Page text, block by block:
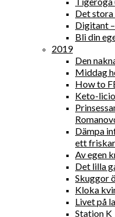
Det
Digitant
Bli din
2019
Den
Middag
How to
Keto-
Dämpa
ett
Av egen
Det lilla
Skuggor
Kloka
Livet på
Station K